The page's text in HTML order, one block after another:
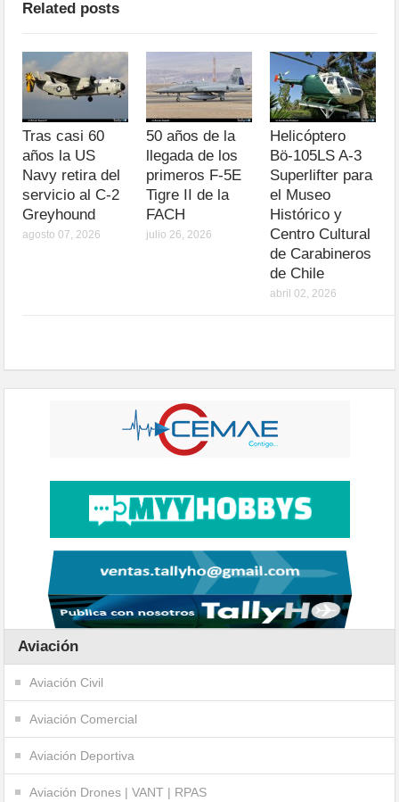
Related posts
Tras casi 60
años la US
Navy retira del
servicio al C-2
Greyhound
agosto 07, 2026
50 años de la
llegada de los
primeros F-5E
Tigre II de la
FACH
julio 26, 2026
Helicóptero
Bö-105LS A-3
Superlifter para
el Museo
Histórico y
Centro Cultural
de Carabineros
de Chile
abril 02, 2026
Aviación
Aviación Civil
Aviación Comercial
Aviación Deportiva
Aviación Drones | VANT | RPAS